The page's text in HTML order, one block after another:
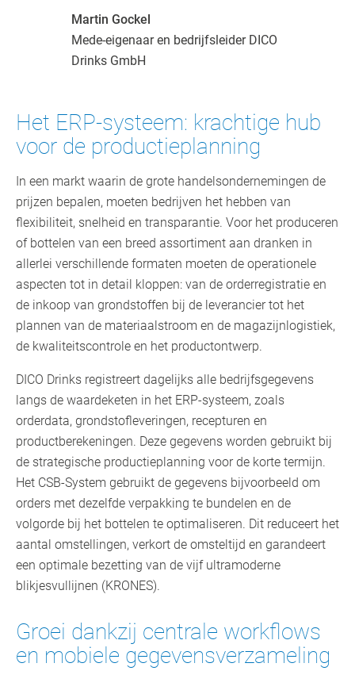
Martin Gockel
Mede-eigenaar en bedrijfsleider DICO
Drinks GmbH
Het ERP-systeem: krachtige hub
voor de productieplanning
In een markt waarin de grote handelsondernemingen de
prijzen bepalen, moeten bedrijven het hebben van
flexibiliteit, snelheid en transparantie. Voor het produceren
of bottelen van een breed assortiment aan dranken in
allerlei verschillende formaten moeten de operationele
aspecten tot in detail kloppen: van de orderregistratie en
de inkoop van grondstoffen bij de leverancier tot het
plannen van de materiaalstroom en de magazijnlogistiek,
de kwaliteitscontrole en het productontwerp.
DICO Drinks registreert dagelijks alle bedrijfsgegevens
langs de waardeketen in het ERP-systeem, zoals
orderdata, grondstofleveringen, recepturen en
productberekeningen. Deze gegevens worden gebruikt bij
de strategische productieplanning voor de korte termijn.
Het CSB-System gebruikt de gegevens bijvoorbeeld om
orders met dezelfde verpakking te bundelen en de
volgorde bij het bottelen te optimaliseren. Dit reduceert het
aantal omstellingen, verkort de omsteltijd en garandeert
een optimale bezetting van de vijf ultramoderne
blikjesvullijnen (KRONES).
Groei dankzij centrale workflows
en mobiele gegevensverzameling